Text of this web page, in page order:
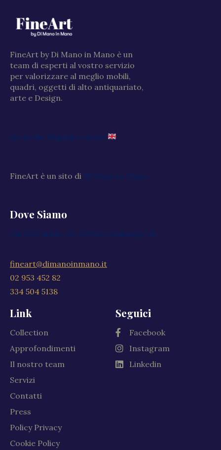
FineArt by Di Mano in Mano è un
team di esperti al vostro servizio
per valorizzare al meglio mobili,
quadri, oggetti di alto antiquariato,
arte e Design.
Go to the English website
FineArt è un sito di Di Mano in Mano
Dove Siamo
Via XXV Aprile, 59, 20040 Cambiago MI
fineart@dimanoinmano.it
02 953 452 82
334 504 5138
Link
Collection
Approfondimenti
Il nostro team
Servizi
Contatti
Press
Policy Privacy
Cookie Policy
Seguici
Facebook
Instagram
Linkedin